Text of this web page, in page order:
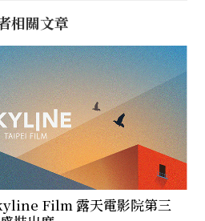
相關文章
Film 露天電影院第三